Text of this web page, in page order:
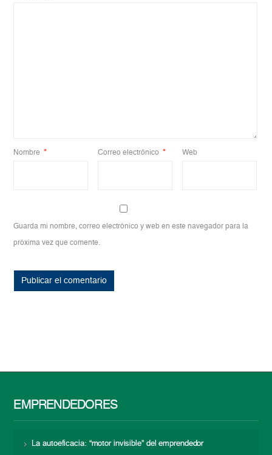
Nombre * Correo electrónico * Web
Guarda mi nombre, correo electrónico y web en este navegador para la
próxima vez que comente.
EMPRENDEDORES
La autoeficacia: “motor invisible” del emprendedor